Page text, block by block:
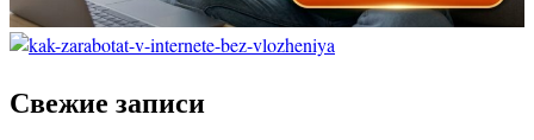
Свежие записи